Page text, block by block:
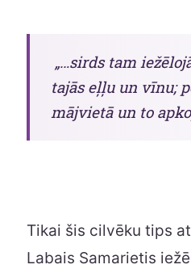
„…sirds tam
tajās eļļu un vīnu;
mājvietā un to
Tikai šis cilvēku tips
Labais Samarietis